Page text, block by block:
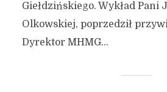
Giełdzińskiego. Wykład Pani
Olkowskiej, poprzedził
Dyrektor MHMG...